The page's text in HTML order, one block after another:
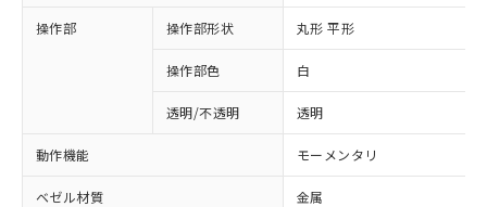
操作部 操作部形状 丸形 平形
操作部色 白
透明/不透明 透明
動作機能 モーメンタリ
ベゼル材質 金属